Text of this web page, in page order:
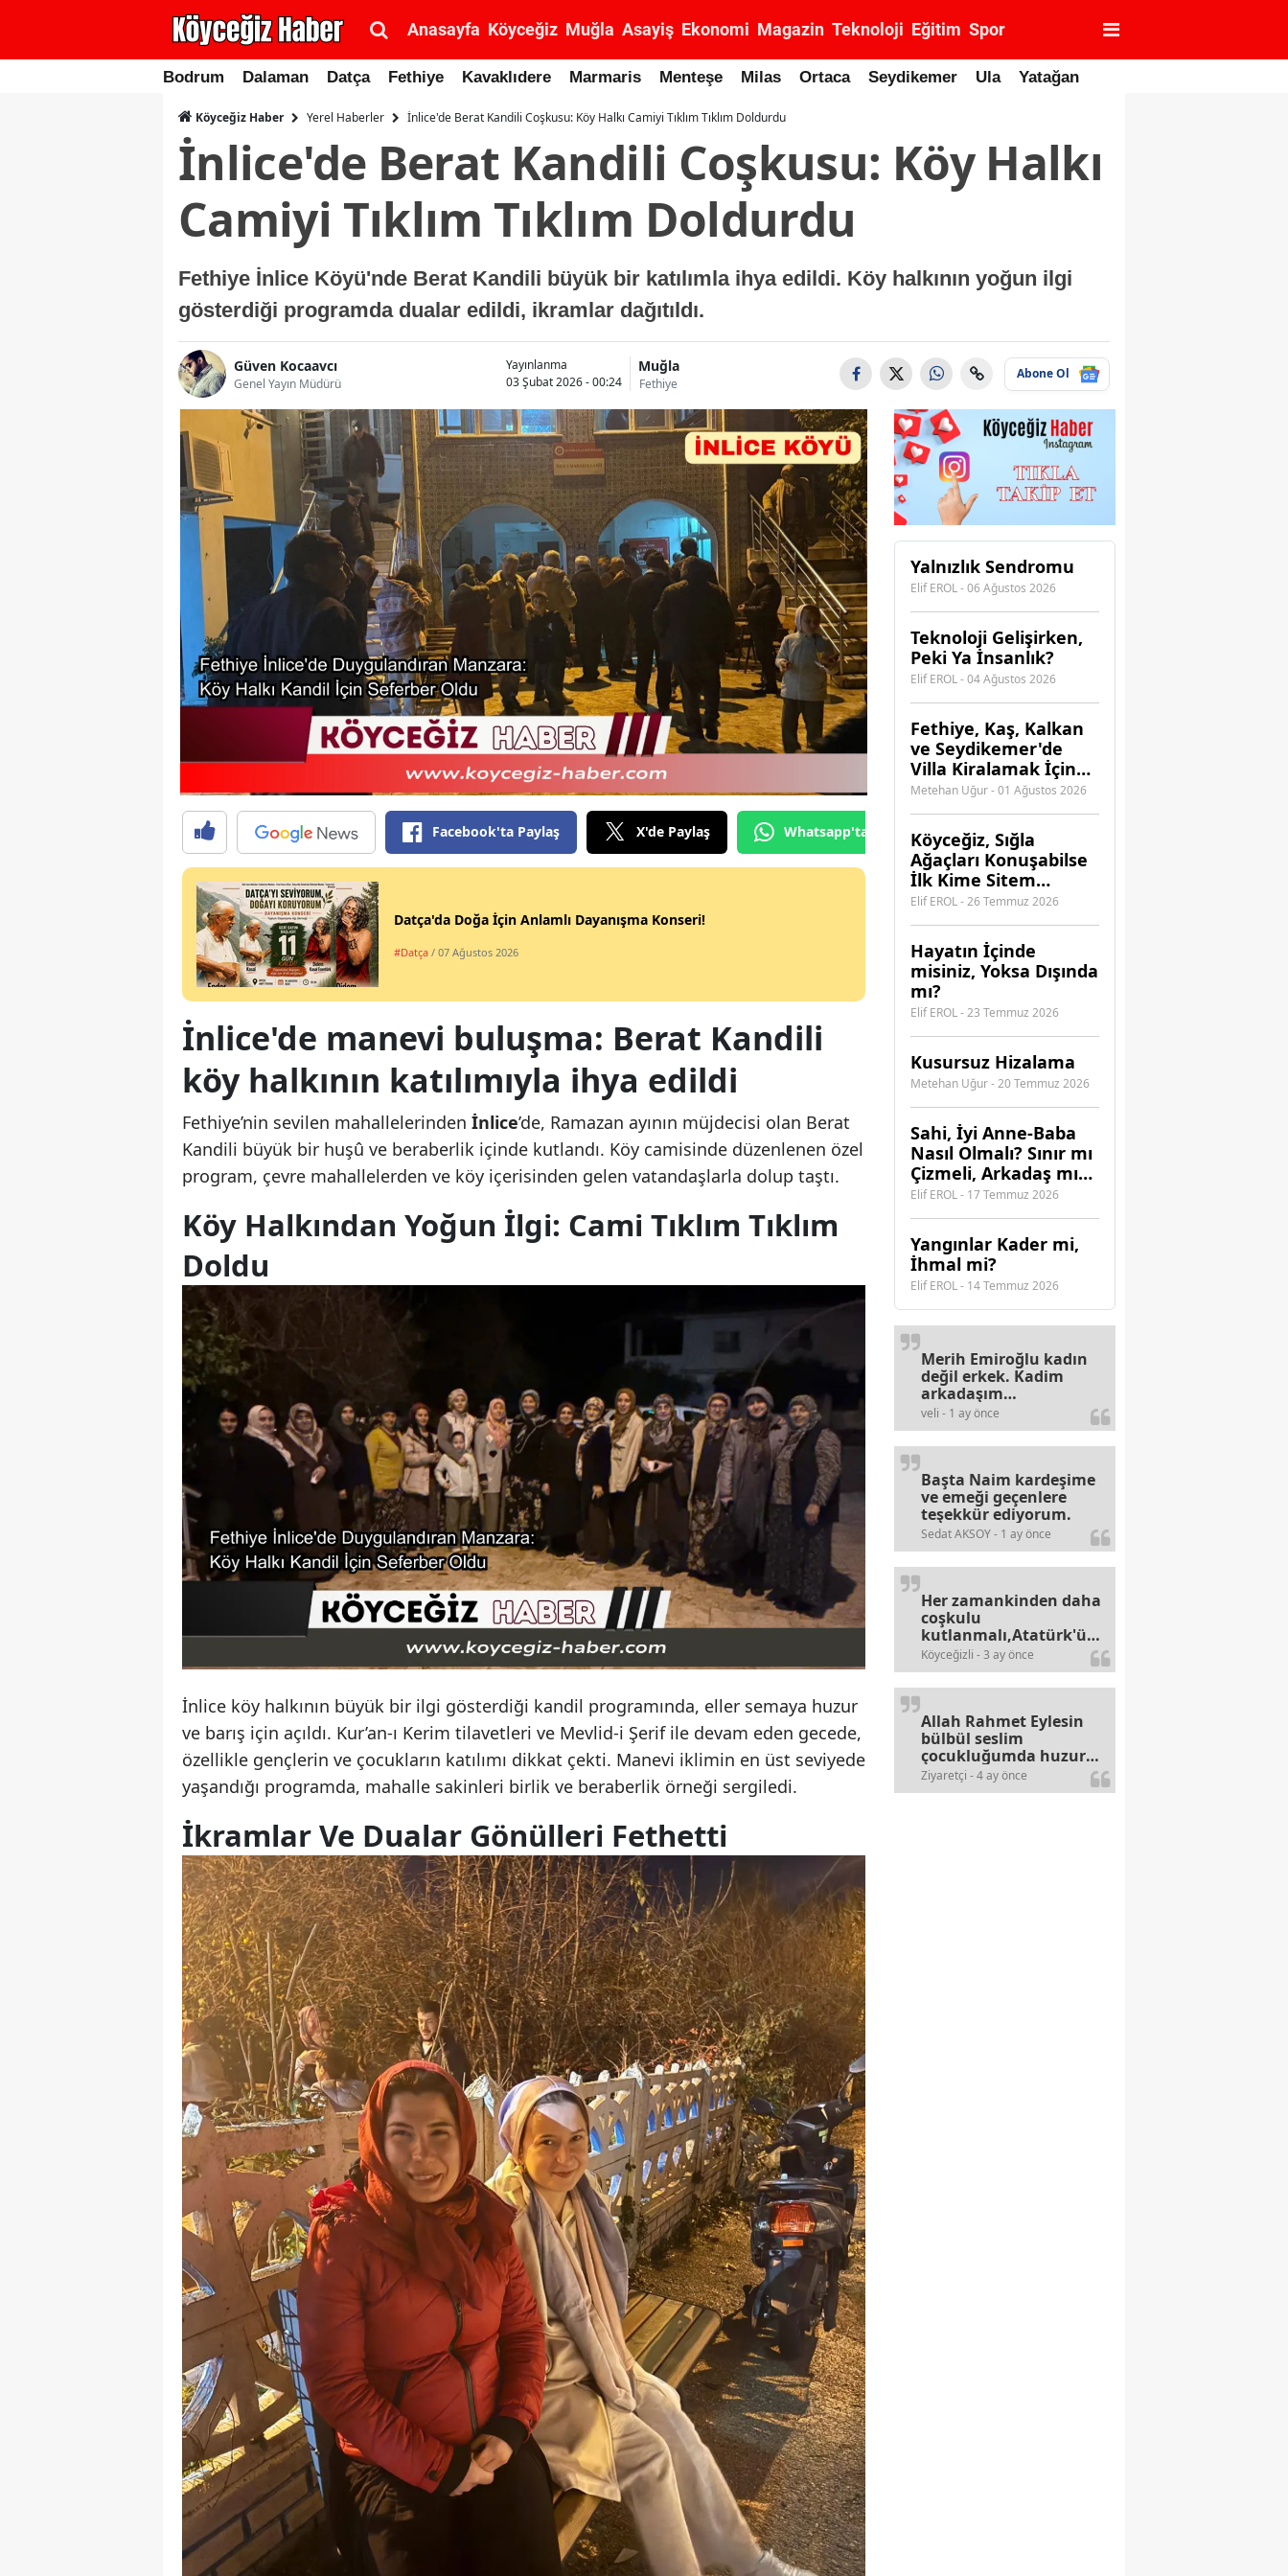
Anasayfa Köyceğiz Muğla Asayiş Ekonomi Magazin Teknoloji Eğitim Spor
Bodrum Dalaman Datça Fethiye Kavaklıdere Marmaris Menteşe Milas Ortaca Seydikemer Ula Yatağan
Köyceğiz Haber Yerel Haberler İnlice'de Berat Kandili Coşkusu: Köy Halkı Camiyi Tıklım Tıklım Doldurdu
İnlice'de Berat Kandili Coşkusu: Köy Halkı
Camiyi Tıklım Tıklım Doldurdu
Fethiye İnlice Köyü'nde Berat Kandili büyük bir katılımla ihya edildi. Köy halkının yoğun ilgi
gösterdiği programda dualar edildi, ikramlar dağıtıldı.
Güven Kocaavcı
Genel Yayın Müdürü
Yayınlanma
03 Şubat 2026 - 00:24
Muğla
Fethiye
Abone Ol
Facebook'ta Paylaş X'de Paylaş Whatsapp'tan Gönder
Datça'da Doğa İçin Anlamlı Dayanışma Konseri!
#Datça / 07 Ağustos 2026
İnlice'de manevi buluşma: Berat Kandili
köy halkının katılımıyla ihya edildi
Fethiye’nin sevilen mahallelerinden İnlice’de, Ramazan ayının müjdecisi olan Berat
Kandili büyük bir huşû ve beraberlik içinde kutlandı. Köy camisinde düzenlenen özel
program, çevre mahallelerden ve köy içerisinden gelen vatandaşlarla dolup taştı.
Köy Halkından Yoğun İlgi: Cami Tıklım Tıklım
Doldu
İnlice köy halkının büyük bir ilgi gösterdiği kandil programında, eller semaya huzur
ve barış için açıldı. Kur’an-ı Kerim tilavetleri ve Mevlid-i Şerif ile devam eden gecede,
özellikle gençlerin ve çocukların katılımı dikkat çekti. Manevi iklimin en üst seviyede
yaşandığı programda, mahalle sakinleri birlik ve beraberlik örneği sergiledi.
İkramlar Ve Dualar Gönülleri Fethetti
Yalnızlık Sendromu
Elif EROL - 06 Ağustos 2026
Teknoloji Gelişirken,
Peki Ya İnsanlık?
Elif EROL - 04 Ağustos 2026
Fethiye, Kaş, Kalkan
ve Seydikemer'de
Villa Kiralamak İçin
Hangi Acenteye
Güvenebilirsiniz?
Metehan Uğur - 01 Ağustos 2026
Köyceğiz, Sığla
Ağaçları Konuşabilse
İlk Kime Sitem
Ederdi?
Elif EROL - 26 Temmuz 2026
Hayatın İçinde
misiniz, Yoksa Dışında
mı?
Elif EROL - 23 Temmuz 2026
Kusursuz Hizalama
Metehan Uğur - 20 Temmuz 2026
​Sahi, İyi Anne-Baba
Nasıl Olmalı? Sınır mı
Çizmeli, Arkadaş mı
Olmalı?
Elif EROL - 17 Temmuz 2026
Yangınlar Kader mi,
İhmal mi?
Elif EROL - 14 Temmuz 2026
veli - 1 ay önce
Merih Emiroğlu kadın
değil erkek. Kadim
arkadaşım
haberinizdeki hataya
gayb den
gülümsüyordur.
Sedat AKSOY - 1 ay önce
Başta Naim kardeşime
ve emeği geçenlere
teşekkür ediyorum.
Köyceğizli - 3 ay önce
Her zamankinden daha
coşkulu
kutlanmalı,Atatürk'ün
bayramlarına olan
alerjileri bitmez,bahane
arayan illaki bulur.
Ziyaretçi - 4 ay önce
Allah Rahmet Eylesin
bülbül seslim
çocukluğumda huzur
olurdu evimize.
Ablamla bağıra bağıra